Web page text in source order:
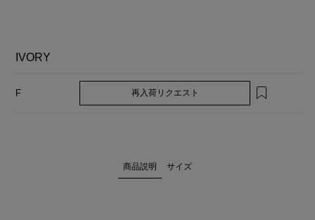
IVORY
F 再入荷リクエスト
商品説明 サイズ